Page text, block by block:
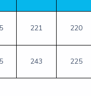
221 220
243 225